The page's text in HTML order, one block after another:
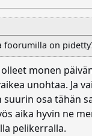
foorumilla on
monen
unohtaa. Ja
osa tähän
aika hyvin ne
pelikerralla.